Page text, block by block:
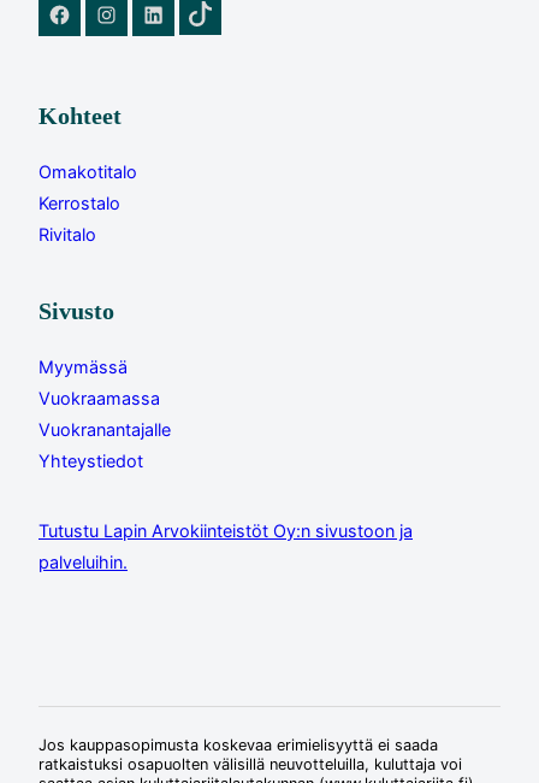
FacebookInstagramLinkedInTikTok
Kohteet
Omakotitalo
Kerrostalo
Rivitalo
Sivusto
Myymässä
Vuokraamassa
Vuokranantajalle
Yhteystiedot
Tutustu Lapin Arvokiinteistöt Oy:n sivustoon ja
palveluihin.
Jos kauppasopimusta koskevaa erimielisyyttä ei saada
ratkaistuksi osapuolten välisillä neuvotteluilla, kuluttaja voi